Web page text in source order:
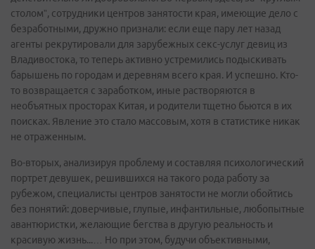
столом”, сотрудники центров занятости края, имеющие дело с
безработными, дружно признали: если еще пару лет назад
агенты рекрутировали для зарубежных секс-услуг девиц из
Владивостока, то теперь активно устремились подыскивать
барышень по городам и деревням всего края. И успешно. Кто-
то возвращается с заработком, иные растворяются в
необъятных просторах Китая, и родители тщетно бьются в их
поисках. Явление это стало массовым, хотя в статистике никак
не отраженным.
Во-вторых, анализируя проблему и составляя психологический
портрет девушек, решившихся на такого рода работу за
рубежом, специалисты центров занятости не могли обойтись
без понятий: доверчивые, глупые, инфантильные, любопытные
авантюристки, желающие бегства в другую реальность и
красивую жизнь...… Но при этом, будучи объективными,